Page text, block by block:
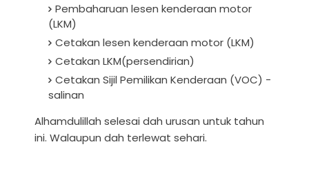
Pembaharuan lesen kenderaan motor
(LKM)
Cetakan lesen kenderaan motor (LKM)
Cetakan LKM(persendirian)
Cetakan Sijil Pemilikan Kenderaan (VOC) -
salinan
Alhamdulillah selesai dah urusan untuk tahun
ini. Walaupun dah terlewat sehari.